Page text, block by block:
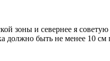
зоны и севернее я
должно быть не менее 10